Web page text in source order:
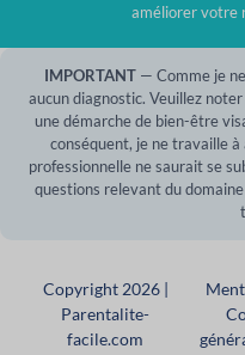
améliorer votre
IMPORTANT — Comme je
aucun diagnostic. Veuillez
une démarche de bien-être
conséquent, je ne travaille
professionnelle ne saurait se
questions relevant du
Copyright 2026 |
Parentalite-
facile.com